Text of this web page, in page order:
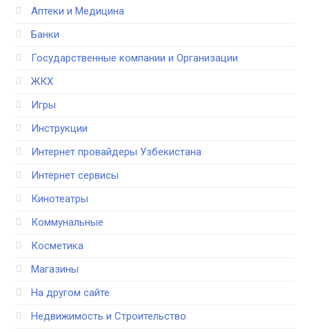
Аптеки и Медицина
Банки
Государственные компании и Организации
ЖКХ
Игры
Инструкции
Интернет провайдеры Узбекистана
Интернет сервисы
Кинотеатры
Коммунальные
Косметика
Магазины
На другом сайте
Недвижимость и Строительство